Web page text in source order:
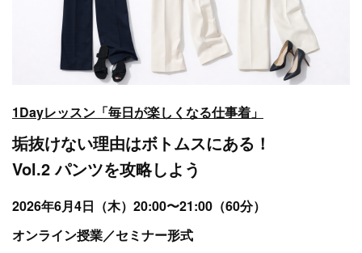
1Dayレッスン「毎日が楽しくなる仕事着」
垢抜けない理由はボトムスにある！
Vol.2 パンツを攻略しよう
2026年6月4日（木）20:00〜21:00（60分）
オンライン授業／セミナー形式